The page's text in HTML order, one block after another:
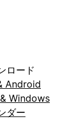
ロード
Android
Windows
ダー